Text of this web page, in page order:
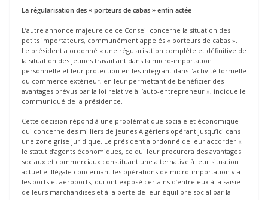
La régularisation des « porteurs de cabas » enfin actée
L’autre annonce majeure de ce Conseil concerne la situation des
petits importateurs, communément appelés « porteurs de cabas ».
Le président a ordonné « une régularisation complète et définitive de
la situation des jeunes travaillant dans la micro-importation
personnelle et leur protection en les intégrant dans l’activité formelle
du commerce extérieur, en leur permettant de bénéficier des
avantages prévus par la loi relative à l’auto-entrepreneur », indique le
communiqué de la présidence.
Cette décision répond à une problématique sociale et économique
qui concerne des milliers de jeunes Algériens opérant jusqu’ici dans
une zone grise juridique. Le président a ordonné de leur accorder «
le statut d’agents économiques, ce qui leur procurera des avantages
sociaux et commerciaux constituant une alternative à leur situation
actuelle illégale concernant les opérations de micro-importation via
les ports et aéroports, qui ont exposé certains d’entre eux à la saisie
de leurs marchandises et à la perte de leur équilibre social par la